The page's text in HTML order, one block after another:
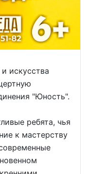
искусства
"Юность".
ребята, чья
к мастерству